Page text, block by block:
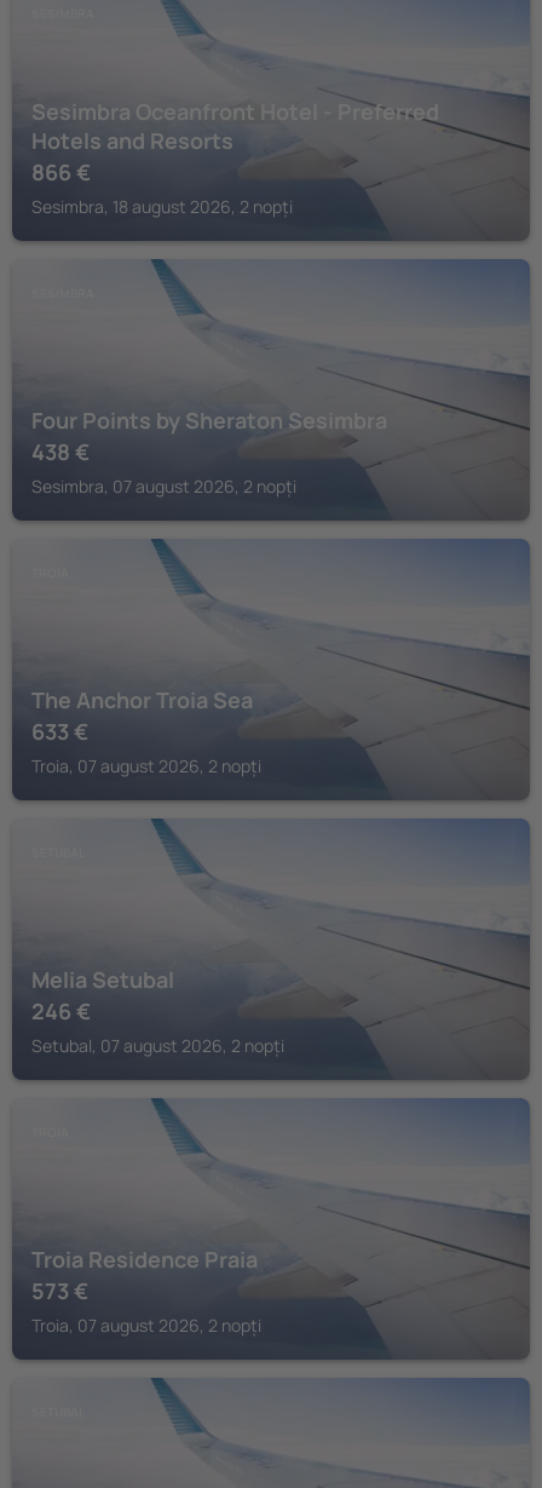
Sesimbra Oceanfront Hotel - Preferred
Hotels and Resorts
866 €
Sesimbra, 18 august 2026, 2 nopți
Four Points by Sheraton Sesimbra
438 €
Sesimbra, 07 august 2026, 2 nopți
The Anchor Troia Sea
633 €
Troia, 07 august 2026, 2 nopți
Melia Setubal
246 €
Setubal, 07 august 2026, 2 nopți
Troia Residence Praia
573 €
Troia, 07 august 2026, 2 nopți